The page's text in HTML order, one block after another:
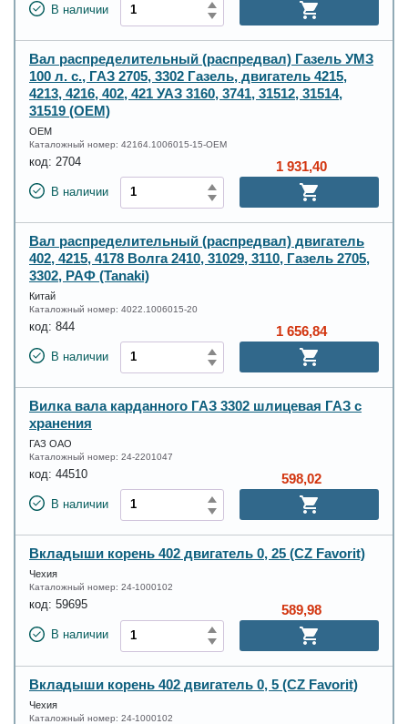
В наличии
Вал распределительный (распредвал) Газель УМЗ
100 л. с., ГАЗ 2705, 3302 Газель, двигатель 4215,
4213, 4216, 402, 421 УАЗ 3160, 3741, 31512, 31514,
31519 (OEM)
OEM
Каталожный номер: 42164.1006015-15-OEM
код: 2704
В наличии
1 931,40
Вал распределительный (распредвал) двигатель
402, 4215, 4178 Волга 2410, 31029, 3110, Газель 2705,
3302, РАФ (Tanaki)
Китай
Каталожный номер: 4022.1006015-20
код: 844
В наличии
1 656,84
Вилка вала карданного ГАЗ 3302 шлицевая ГАЗ с
хранения
ГАЗ ОАО
Каталожный номер: 24-2201047
код: 44510
В наличии
598,02
Вкладыши корень 402 двигатель 0, 25 (CZ Favorit)
Чехия
Каталожный номер: 24-1000102
код: 59695
В наличии
589,98
Вкладыши корень 402 двигатель 0, 5 (CZ Favorit)
Чехия
Каталожный номер: 24-1000102